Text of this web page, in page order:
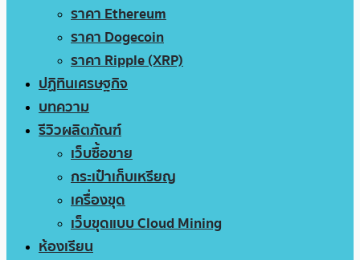
ราคา Ethereum
ราคา Dogecoin
ราคา Ripple (XRP)
ปฏิทินเศรษฐกิจ
บทความ
รีวิวผลิตภัณฑ์
เว็บซื้อขาย
กระเป๋าเก็บเหรียญ
เครื่องขุด
เว็บขุดแบบ Cloud Mining
ห้องเรียน